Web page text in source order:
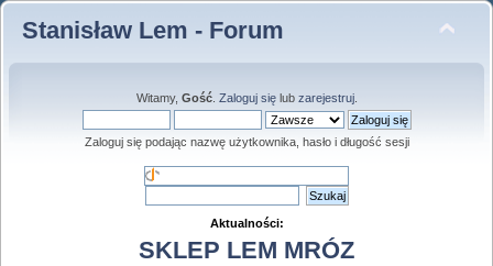
Stanisław Lem - Forum
Witamy, Gość. Zaloguj sięlub zarejestruj.
Zaloguj się podając nazwę użytkownika, hasło i długość sesji
Aktualności:
SKLEP LEM MRÓZ